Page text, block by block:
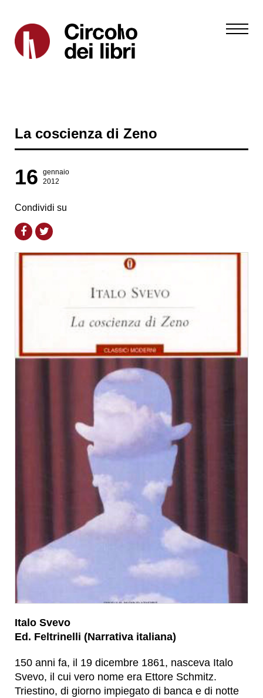
La coscienza di Zeno
16
gennaio
2012
Condividi su
Italo Svevo
Ed. Feltrinelli (Narrativa italiana)
150 anni fa, il 19 dicembre 1861, nasceva Italo
Svevo, il cui vero nome era Ettore Schmitz.
Triestino, di giorno impiegato di banca e di notte